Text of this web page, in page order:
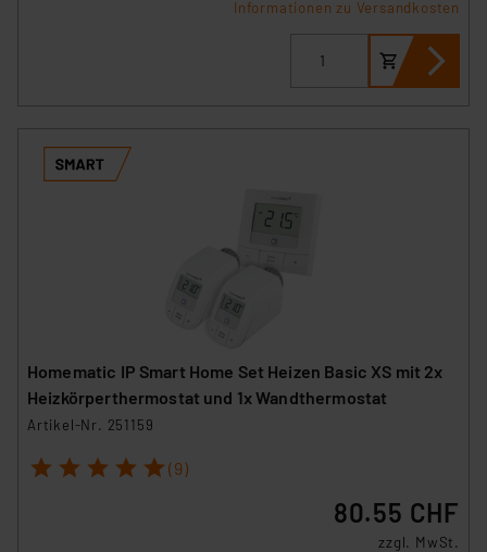
Informationen zu Versandkosten
Homematic IP Smart Home Set Heizen Basic XS mit 2x
Heizkörperthermostat und 1x Wandthermostat
Artikel-Nr. 251159
1 2 3 4 5 (9)
80.55 CHF
zzgl. MwSt.